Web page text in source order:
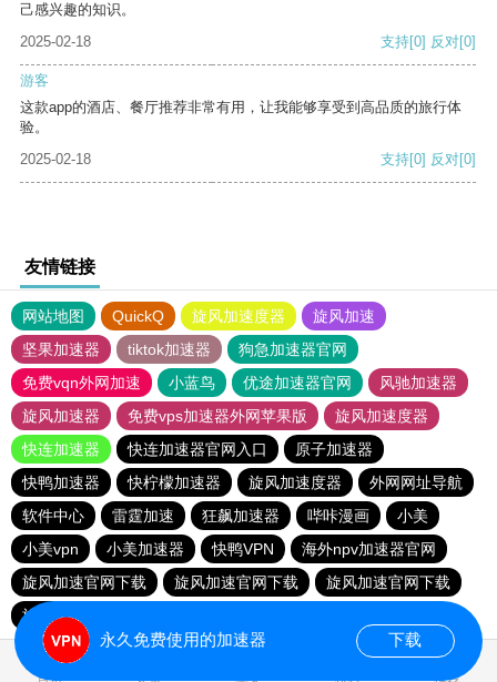
己感兴趣的知识。
2025-02-18
支持[0] 反对[0]
游客
这款app的酒店、餐厅推荐非常有用，让我能够享受到高品质的旅行体
验。
2025-02-18
支持[0] 反对[0]
友情链接
网站地图 QuickQ 旋风加速度器
旋风加速
坚果加速器
tiktok加速器
狗急加速器官网
免费vqn外网加速
小蓝鸟 优途加速器官网
风驰加速器
旋风加速器
免费vps加速器外网苹果版
旋风加速度器
快连加速器
快连加速器官网入口
原子加速器
快鸭加速器
快柠檬加速器 旋风加速度器
外网网址导航
软件中心
雷霆加速 狂飙加速器 哔咔漫画
小美
小美vpn
小美加速器 快鸭VPN
海外npv加速器官网
旋风加速官网下载
旋风加速官网下载
旋风加速官网下载
旋风加速官网下载
永久免费使用的加速器 下载